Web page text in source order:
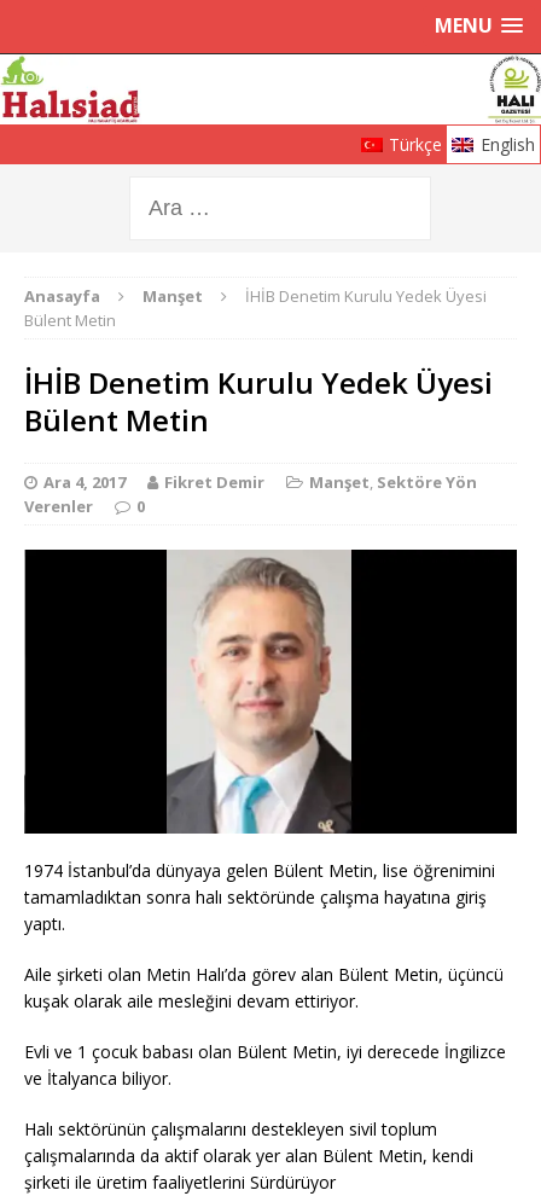
MENU
Türkçe English
Anasayfa Manşet
İHİB Denetim Kurulu Yedek Üyesi
Bülent Metin
İHİB Denetim Kurulu Yedek Üyesi
Bülent Metin
Ara 4, 2017 Fikret Demir Manşet, Sektöre Yön
Verenler
0
1974 İstanbul’da dünyaya gelen Bülent Metin, lise öğrenimini
tamamladıktan sonra halı sektöründe çalışma hayatına giriş
yaptı.
Aile şirketi olan Metin Halı’da görev alan Bülent Metin, üçüncü
kuşak olarak aile mesleğini devam ettiriyor.
Evli ve 1 çocuk babası olan Bülent Metin, iyi derecede İngilizce
ve İtalyanca biliyor.
Halı sektörünün çalışmalarını destekleyen sivil toplum
çalışmalarında da aktif olarak yer alan Bülent Metin, kendi
şirketi ile üretim faaliyetlerini Sürdürüyor